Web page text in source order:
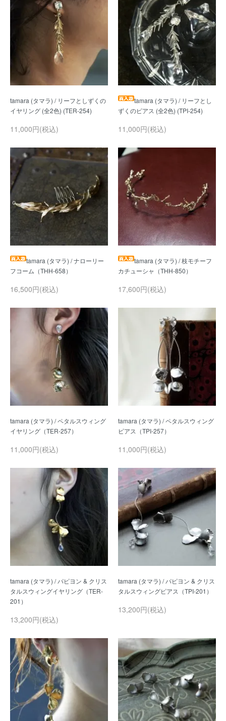
tamara (タマラ) / リーフとしずくの
11,000円(税込)
tamara (タマラ) / リーフとし
11,000円(税込)
tamara (タマラ) / ナローリー
16,500円(税込)
tamara (タマラ) / 枝モチーフ
17,600円(税込)
tamara (タマラ) / ペタルスウィング
11,000円(税込)
tamara (タマラ) / ペタルスウィング
11,000円(税込)
tamara (タマラ) / パピヨン & クリス
タルスウィングイヤリング（TER-
13,200円(税込)
tamara (タマラ) / パピヨン & クリス
13,200円(税込)